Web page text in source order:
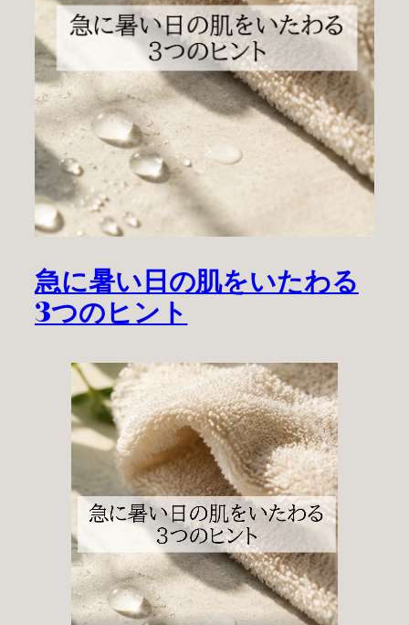
急に暑い日の肌をいたわる
3つのヒント